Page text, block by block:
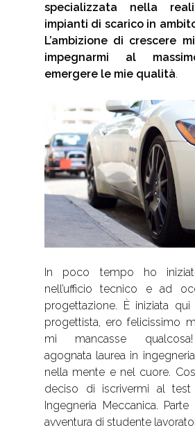
specializzata nella
impianti di scarico in
L’ambizione di crescere
impegnarmi al
emergere le mie qualità.
In poco tempo ho
nell’ufficio tecnico e ad
progettazione. È iniziata
progettista, ero felicissimo
mi mancasse
agognata laurea in
nella mente e nel cuore.
deciso di iscrivermi al test
Ingegneria Meccanica.
avventura di studente